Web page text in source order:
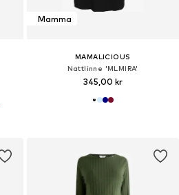
Mamma
MAMALICIOUS
Nattlinne 'MLMIRA'
345,00 kr